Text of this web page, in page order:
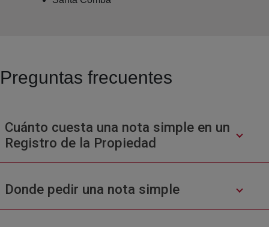
Preguntas frecuentes
Cuánto cuesta una nota simple en un
Registro de la Propiedad
Donde pedir una nota simple